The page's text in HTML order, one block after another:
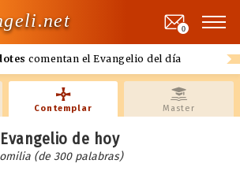
comentan el Evangelio del día
0
Contemplar Master
de hoy
(de 300 palabras)